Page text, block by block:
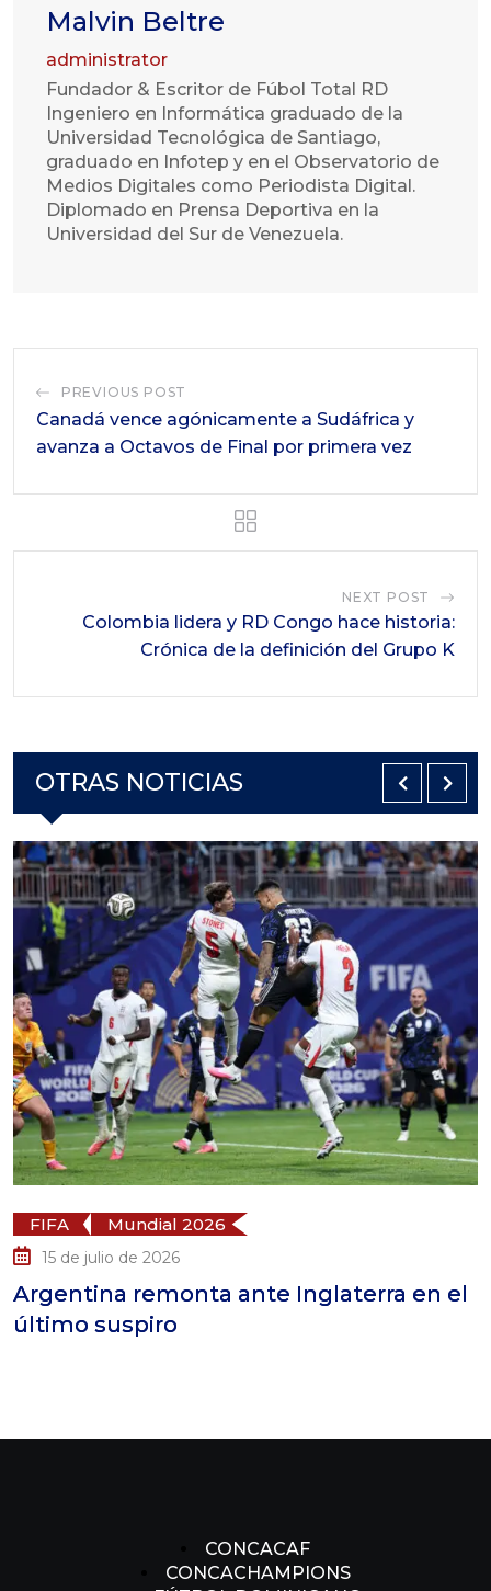
Malvin Beltre
administrator
Fundador & Escritor de Fúbol Total RD
Ingeniero en Informática graduado de la
Universidad Tecnológica de Santiago,
graduado en Infotep y en el Observatorio de
Medios Digitales como Periodista Digital.
Diplomado en Prensa Deportiva en la
Universidad del Sur de Venezuela.
PREVIOUS POST
Canadá vence agónicamente a Sudáfrica y
avanza a Octavos de Final por primera vez
NEXT POST
Colombia lidera y RD Congo hace historia:
Crónica de la definición del Grupo K
OTRAS NOTICIAS
FIFA Mundial 2026
15 de julio de 2026
Argentina remonta ante Inglaterra en el
último suspiro
CONCACAF
CONCACHAMPIONS